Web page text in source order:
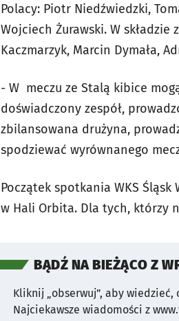
Polacy: Piotr Niedźwiedzki,
Wojciech Żurawski. W
Kaczmarzyk, Marcin Dymała,
- W meczu ze Stalą kibice
doświadczony zespół,
zbilansowana drużyna,
spodziewać wyrównanego
Początek spotkania WKS
w Hali Orbita. Dla tych, którzy
BĄDŹ NA BIEŻĄCO Z
Kliknij „obserwuj”, aby wiedzieć,
Najciekawsze wiadomości z